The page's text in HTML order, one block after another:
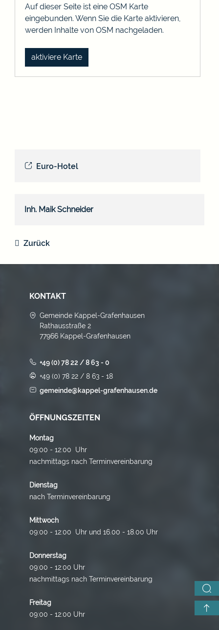
Euro-Hotel
Inh. Maik Schneider
Auf dieser Seite ist eine OSM Karte
eingebunden. Wenn Sie die Karte aktivieren,
werden Inhalte von OSM nachgeladen.
aktiviere Karte
Zurück
KONTAKT
Gemeinde Kappel-Grafenhausen
Rathausstraße 2
77966 Kappel-Grafenhausen
+49 (0) 78 22 / 8 63 - 0
+49 (0) 78 22 / 8 63 - 18
gemeinde@kappel-grafenhausen.de
ÖFFNUNGSZEITEN
Montag
09:00 - 12:00 Uhr
nachmittags nach Terminvereinbarung
Dienstag
nach Terminvereinbarung
Mittwoch
09:00 - 12:00 Uhr und 16.00 - 18.00 Uhr
Donnerstag
09:00 - 12:00 Uhr
nachmittags nach Terminvereinbarung
Freitag
09:00 - 12:00 Uhr